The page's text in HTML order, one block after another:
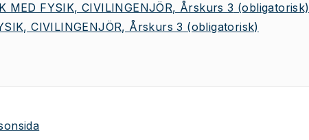
MED FYSIK, CIVILINGENJÖR, Årskurs 3 (obligatorisk)
CIVILINGENJÖR, Årskurs 3 (obligatorisk)